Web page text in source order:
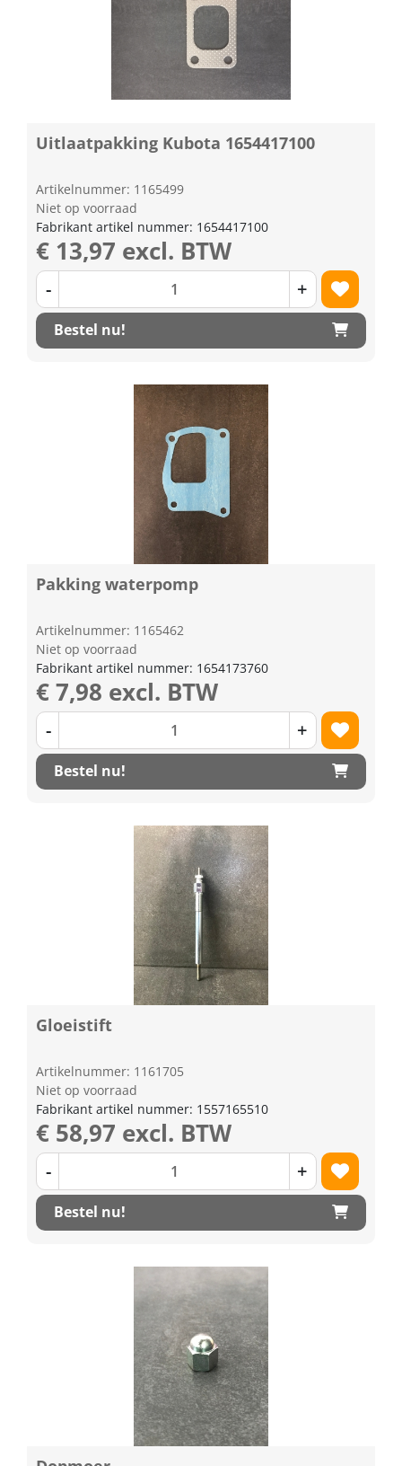
Uitlaatpakking Kubota 1654417100
Artikelnummer: 1165499
Niet op voorraad
Fabrikant artikel nummer: 1654417100
€ 13,97 excl. BTW
- +
Bestel nu!
Pakking waterpomp
Artikelnummer: 1165462
Niet op voorraad
Fabrikant artikel nummer: 1654173760
€ 7,98 excl. BTW
- +
Bestel nu!
Gloeistift
Artikelnummer: 1161705
Niet op voorraad
Fabrikant artikel nummer: 1557165510
€ 58,97 excl. BTW
- +
Bestel nu!